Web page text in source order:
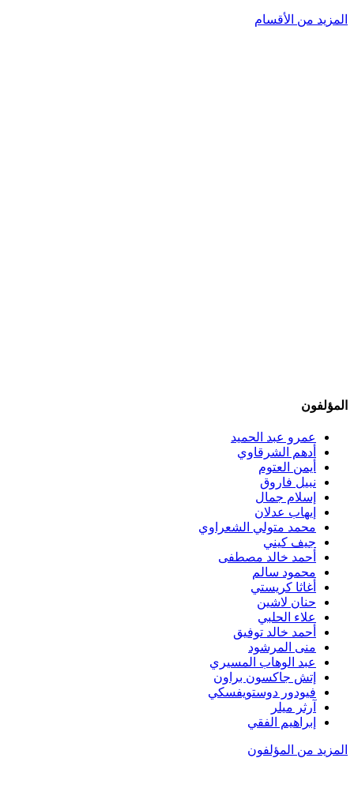
المزيد من الأقسام
المؤلفون
عمرو عبد الحميد
أدهم الشرقاوي
أيمن العتوم
نبيل فاروق
إسلام جمال
إيهاب عدلان
محمد متولي الشعراوي
جيف كيني
أحمد خالد مصطفى
محمود سالم
أغاثا كريستي
حنان لاشين
علاء الحلبي
أحمد خالد توفيق
منى المرشود
عبد الوهاب المسيري
إتش جاكسون براون
فيودور دوستويفسكي
آرثر ميلر
إبراهيم الفقي
المزيد من المؤلفون